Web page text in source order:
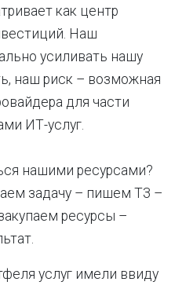
как центр
Наш
усиливать нашу
наш риск – возможная
для части
ИТ-услуг.
нашими ресурсами?
задачу – пишем ТЗ –
ресурсы –
услуг имели ввиду